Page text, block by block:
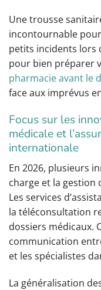
Une trousse
incontournable
petits incidents lors
pour bien préparer
pharmacie avant le
face aux imprévus
Focus sur les
médicale et
internationale
En 2026, plusieurs
charge et la gestion
Les services
la téléconsultation
dossiers médicaux.
communication
et les spécialistes
La généralisation